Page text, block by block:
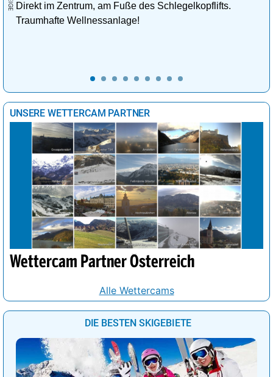
Direkt im Zentrum, am Fuße des Schlegelkopflifts.
Traumhafte Wellnessanlage!
UNSERE WETTERCAM PARTNER
Wettercam Partner Österreich
Alle Wettercams
DIE BESTEN SKIGEBIETE